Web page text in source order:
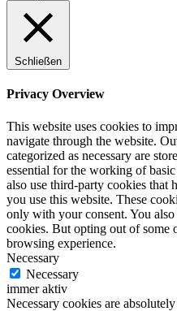
Schließen
Privacy Overview
This website uses cookies to
navigate through the website.
categorized as necessary are
essential for the working of
also use third-party cookies that
you use this website. These
only with your consent. You
cookies. But opting out of some
browsing experience.
Necessary
Necessary
immer aktiv
Necessary cookies are